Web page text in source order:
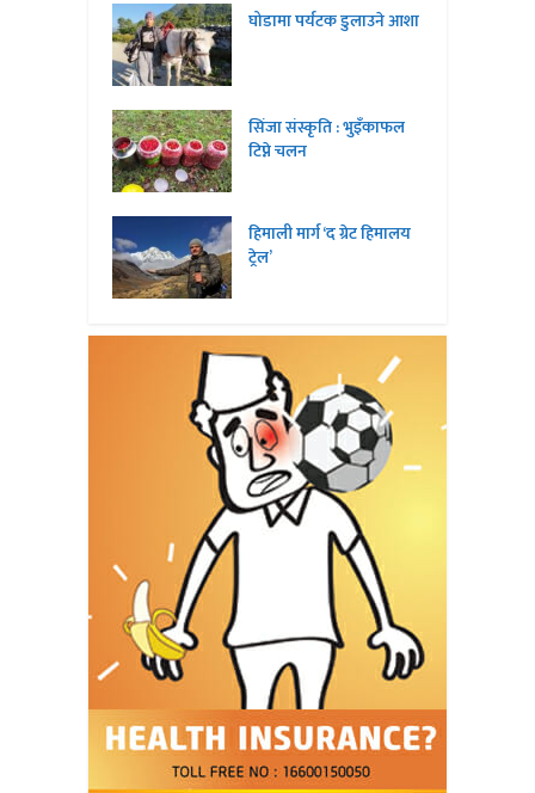
घोडामा पर्यटक डुलाउने आशा
सिंजा संस्कृति : भुइँकाफल
टिप्ने चलन
हिमाली मार्ग ‘द ग्रेट हिमालय
ट्रेल’